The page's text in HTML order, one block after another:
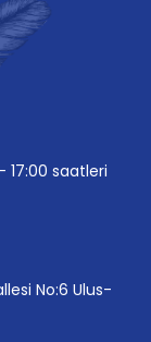
17:00 saatleri
No:6 Ulus-